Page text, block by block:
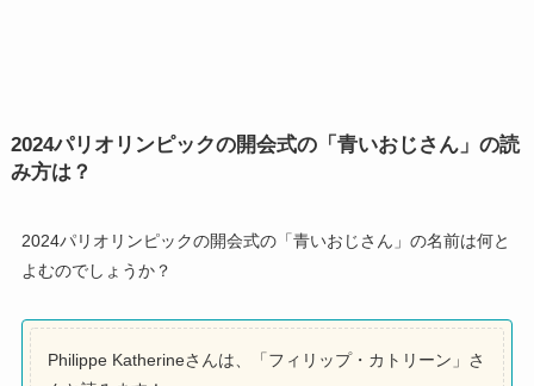
2024パリオリンピックの開会式の「青いおじさん」の読
み方は？
2024パリオリンピックの開会式の「青いおじさん」の名前は何と
よむのでしょうか？
Philippe Katherineさんは、「フィリップ・カトリーン」さ